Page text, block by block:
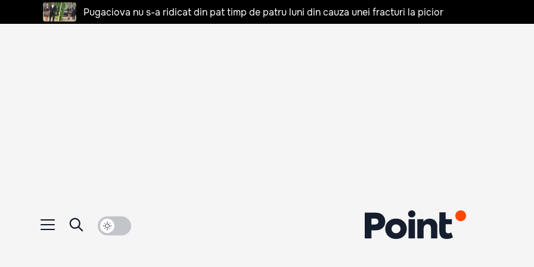
Pugaciova nu s-a ridicat din pat timp de patru luni din cauza unei fracturi la picior